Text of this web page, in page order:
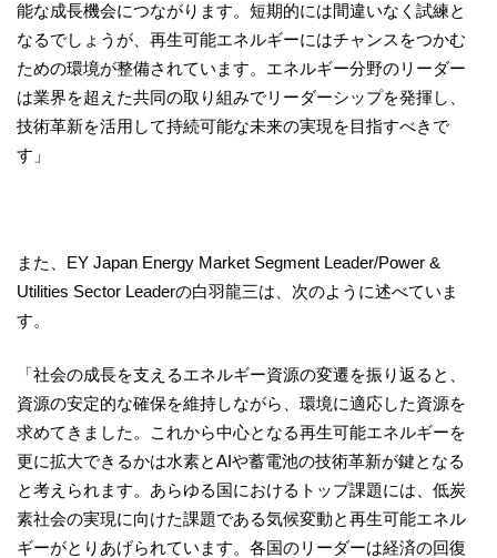
能な成長機会につながります。短期的には間違いなく試練と
なるでしょうが、再生可能エネルギーにはチャンスをつかむ
ための環境が整備されています。エネルギー分野のリーダー
は業界を超えた共同の取り組みでリーダーシップを発揮し、
技術革新を活用して持続可能な未来の実現を目指すべきで
す」
また、EY Japan Energy Market Segment Leader/Power &
Utilities Sector Leaderの白羽龍三は、次のように述べていま
す。
「社会の成長を支えるエネルギー資源の変遷を振り返ると、
資源の安定的な確保を維持しながら、環境に適応した資源を
求めてきました。これから中心となる再生可能エネルギーを
更に拡大できるかは水素とAIや蓄電池の技術革新が鍵となる
と考えられます。あらゆる国におけるトップ課題には、低炭
素社会の実現に向けた課題である気候変動と再生可能エネル
ギーがとりあげられています。各国のリーダーは経済の回復